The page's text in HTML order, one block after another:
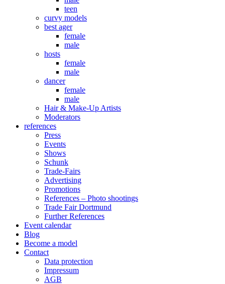
teen
curvy models
best ager
female
male
hosts
female
male
dancer
female
male
Hair & Make-Up Artists
Moderators
references
Press
Events
Shows
Schunk
Trade-Fairs
Advertising
Promotions
References – Photo shootings
Trade Fair Dortmund
Further References
Event calendar
Blog
Become a model
Contact
Data protection
Impressum
AGB